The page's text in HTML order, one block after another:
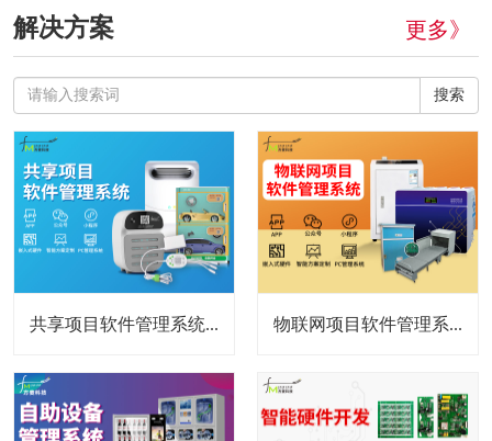
更多》
解决方案
搜索
共享项目软件管理系统... 物联网项目软件管理系...